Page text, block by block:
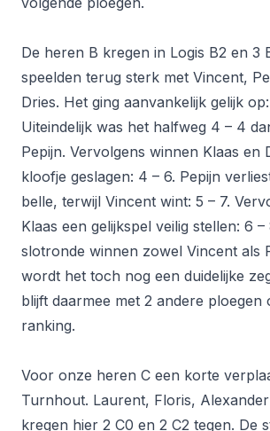
De heren B kregen in Logis B2 en 3
speelden terug sterk met Vincent,
Dries. Het ging aanvankelijk gelijk
Uiteindelijk was het halfweg 4 – 4
Pepijn. Vervolgens winnen Klaas en
kloofje geslagen: 4 – 6. Pepijn
belle, terwijl Vincent wint: 5 – 7.
Klaas een gelijkspel veilig stellen: 6 –
slotronde winnen zowel Vincent als
wordt het toch nog een duidelijke
blijft daarmee met 2 andere ploegen
ranking.
Voor onze heren C een korte
Turnhout. Laurent, Floris,
kregen hier 2 C0 en 2 C2 tegen. De